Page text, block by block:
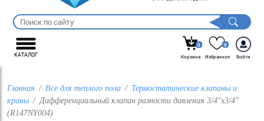
КАТАЛОГ
0
Корзина
0
Избранное
Войти
Главная Все для теплого пола
Термостатические клапаны и
краны
Дифференциальный клапан разности давления 3/4"x3/4"
(R147NY004)